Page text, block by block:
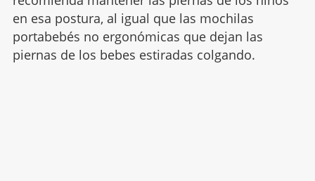
en esa postura, al igual que las mochilas
portabebés no ergonómicas que dejan las
piernas de los bebes estiradas colgando.